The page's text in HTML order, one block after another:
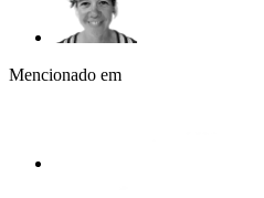
Mencionado em